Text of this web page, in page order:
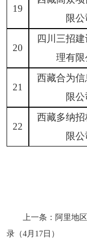
19
限公
20
四川三招
理有限
21
西藏合为
限公
22
西藏多纳
限公
上一条： 阿里地
录（4月17日）